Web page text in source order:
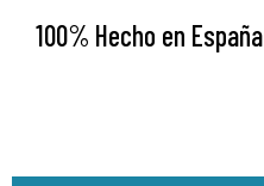
100% Hecho en España